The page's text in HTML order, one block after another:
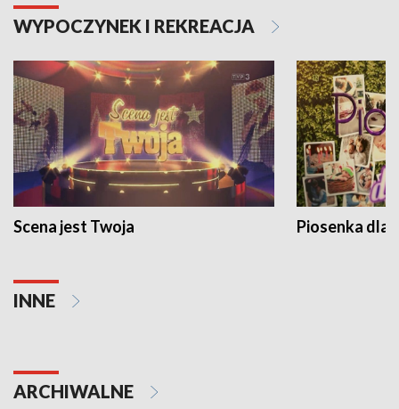
WYPOCZYNEK I REKREACJA
Scena jest Twoja Piosenka dla
INNE
ARCHIWALNE